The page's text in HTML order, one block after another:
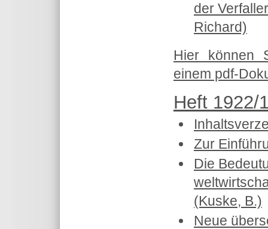
der
Richard)
Hier können
einem pdf-
Heft 1922/
Zur
Die
(Kuske, B.)
Neue